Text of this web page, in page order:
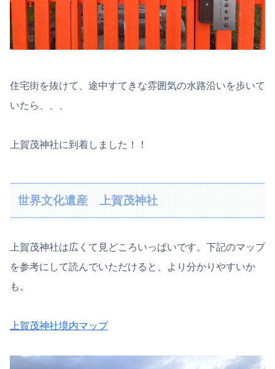
住宅街を抜けて、途中すてきな雰囲気の水路沿いを歩いて
いたら、、、
上賀茂神社に到着しました！！
世界文化遺産 上賀茂神社
上賀茂神社は広くて見どころいっぱいです。下記のマップ
を参考にして読んでいただけると、より分かりやすいか
も。
上賀茂神社境内マップ